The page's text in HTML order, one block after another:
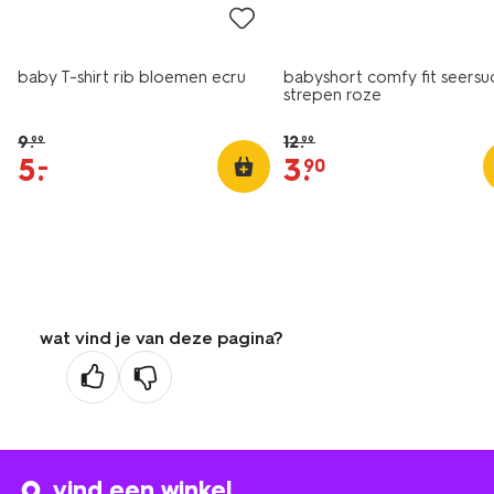
baby T-shirt rib bloemen ecru
9.99
5.
–
babyshort comfy fit
strepen roze
12.99
3.
90
wat vind je van deze pagina?